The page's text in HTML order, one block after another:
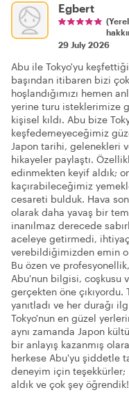
Egbert
29 July 2026
Abu ile Tokyo'yu
başından itibaren bizi
hoşlandığımızı hemen
yerine turu isteklerimize
kişisel kıldı. Abu bize
keşfedemeyeceğimiz
Japon tarihi, gelenekleri
hikayeler paylaştı.
edinmekten keyif aldık;
kaçırabileceğimiz
cesareti bulduk. Hava
olarak daha yavaş bir
inanılmaz derecede
aceleye getirmedi,
verebildiğimizden emin
Bu özen ve
Abu'nun bilgisi, coşkusu
gerçekten öne çıkıyordu.
yanıtladı ve her durağı
Tokyo'nun en güzel
aynı zamanda Japon
bir anlayış kazanmış
herkese Abu'yu şiddetle
deneyim için teşekkürler;
aldık ve çok şey öğrendik!